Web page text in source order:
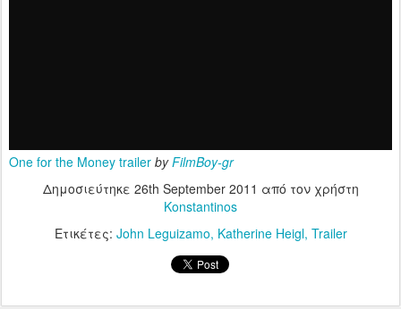
One for the Money trailer byFilmBoy-gr
Δημοσιεύτηκε 26th September 2011 από τον χρήστη
Konstantinos
Ετικέτες: John Leguizamo Katherine Heigl Trailer